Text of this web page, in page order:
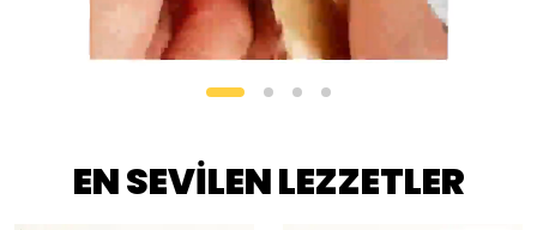
EN SEVİLEN LEZZETLER